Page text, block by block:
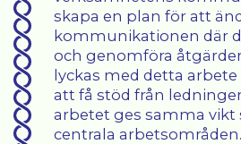
skapa en plan för att
kommunikationen där
och genomföra
lyckas med detta
att få stöd från
arbetet ges samma vikt
centrala arbetsområden.